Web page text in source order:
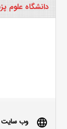
دانشگاه علوم
language وب سایت